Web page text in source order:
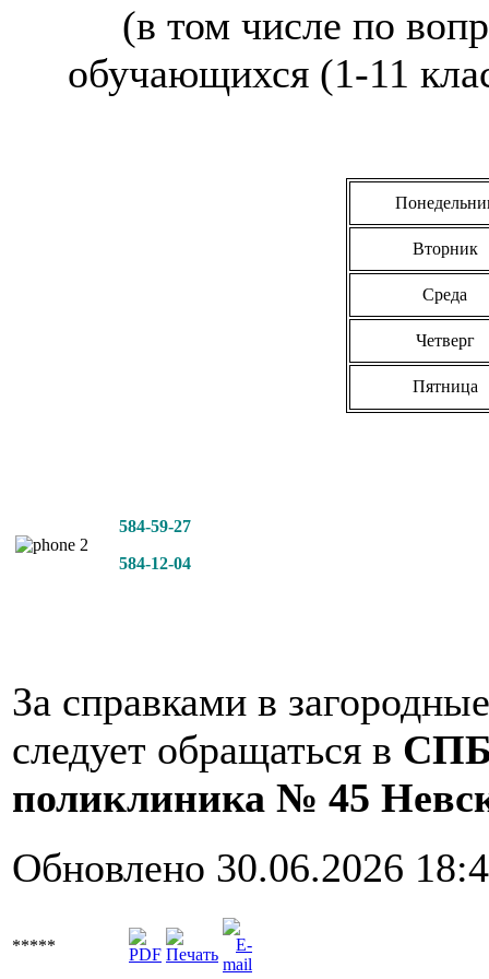
(в том числе по
обучающихся (1-11
Вторник
Среда
Четверг
Пятница
584-59-27
584-12-04
За справками в
следует обращаться в СПБ
поликлиника № 45
Обновлено 30.06.2026
*****